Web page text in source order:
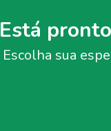
Está
Escolha sua